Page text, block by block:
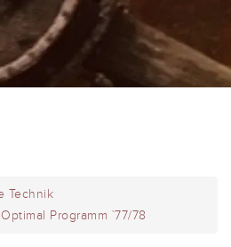
Technik
Programm `77/78